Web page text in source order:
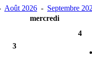
Août 2026 - Septembre
mercredi
3
4